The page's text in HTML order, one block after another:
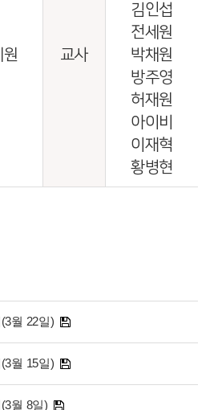
원 교사
김인섭
전세원
박채원
방주영
허재원
아이비
이재혁
황병현
월 22일)
월 15일)
월 8일)